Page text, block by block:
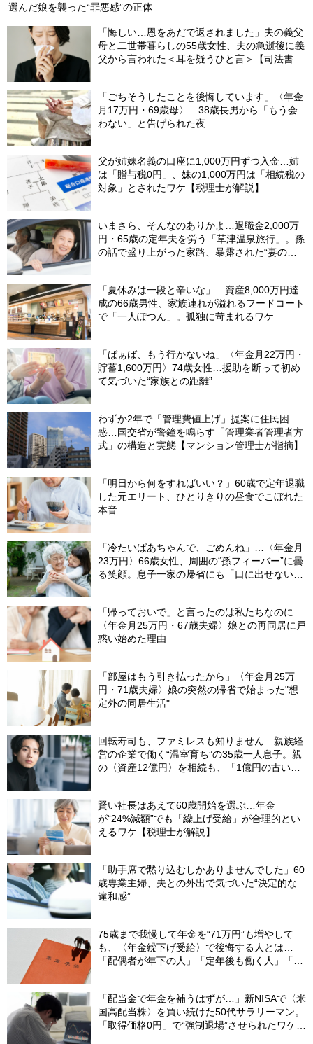
選んだ娘を襲った“罪悪感”の正体
「悔しい…恩をあだで返されました」夫の義父
母と二世帯暮らしの55歳女性、夫の急逝後に義
父から言われた＜耳を疑うひと言＞【司法書士
「ごちそうしたことを後悔しています」〈年金
月17万円・69歳母〉…38歳長男から「もう会
わない」と告げられた夜
父が姉妹名義の口座に1,000万円ずつ入金…姉
は「贈与税0円」、妹の1,000万円は「相続税の
対象」とされたワケ【税理士が解説】
いまさら、そんなのありかよ…退職金2,000万
円・65歳の定年夫を労う「草津温泉旅行」。孫
の話で盛り上がった家路、暴露された“妻の隠
「夏休みは一段と辛いな」…資産8,000万円達
成の66歳男性、家族連れが溢れるフードコート
で「一人ぽつん」。孤独に苛まれるワケ
「ばぁば、もう行かないね」〈年金月22万円・
貯蓄1,600万円〉74歳女性…援助を断って初め
て気づいた“家族との距離”
わずか2年で「管理費値上げ」提案に住民困
惑…国交省が警鐘を鳴らす「管理業者管理者方
式」の構造と実態【マンション管理士が指摘】
「明日から何をすればいい？」60歳で定年退職
した元エリート、ひとりきりの昼食でこぼれた
本音
「冷たいばあちゃんで、ごめんね」…〈年金月
23万円〉66歳女性、周囲の“孫フィーバー”に曇
る笑顔。息子一家の帰省にも「口に出せない本
「帰っておいで」と言ったのは私たちなのに…
〈年金月25万円・67歳夫婦〉娘との再同居に戸
惑い始めた理由
「部屋はもう引き払ったから」〈年金月25万
円・71歳夫婦〉娘の突然の帰省で始まった"想
定外の同居生活"
回転寿司も、ファミレスも知りません…親族経
営の企業で働く“温室育ち”の35歳一人息子。親
の〈資産12億円〉を相続も、「1億円の古いビ
賢い社長はあえて60歳開始を選ぶ…年金
が“24%減額”でも「繰上げ受給」が合理的とい
えるワケ【税理士が解説】
「助手席で黙り込むしかありませんでした」60
歳専業主婦、夫との外出で気づいた“決定的な
違和感”
75歳まで我慢して年金を“71万円”も増やして
も、〈年金繰下げ受給〉で後悔する人とは…
「配偶者が年下の人」「定年後も働く人」「特
「配当金で年金を補うはずが…」新NISAで〈米
国高配当株〉を買い続けた50代サラリーマン。
「取得価格0円」で“強制退場”させられたワケ